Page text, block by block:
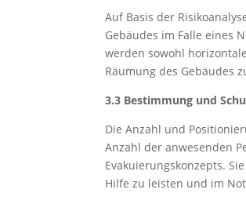
Auf Basis der
Gebäudes im Falle eines
werden sowohl
Räumung des Gebäudes
3.3 Bestimmung und
Die Anzahl und
Anzahl der anwesenden
Evakuierungskonzepts.
Hilfe zu leisten und im